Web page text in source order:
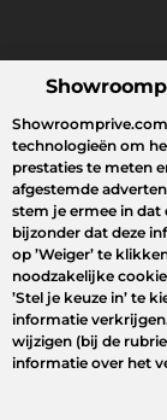
Wat zoek
Overzicht sales
technologieën om
prestaties te meten
afgestemde
stem je ermee in dat
bijzonder dat deze
op ’Weiger’ te
noodzakelijke
’Stel je keuze in’ te
informatie
wijzigen (bij de
informatie over het